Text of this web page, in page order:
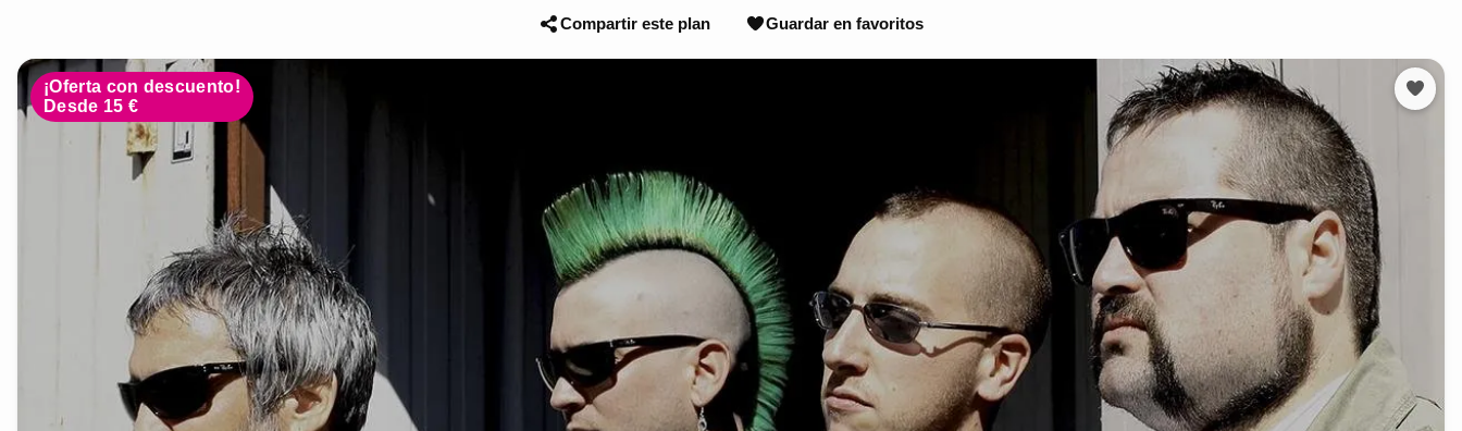
Compartir este plan Guardar en favoritos
¡Oferta con descuento!
Desde 15 €